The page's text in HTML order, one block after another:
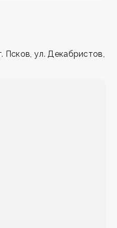
Псков, ул. Декабристов,